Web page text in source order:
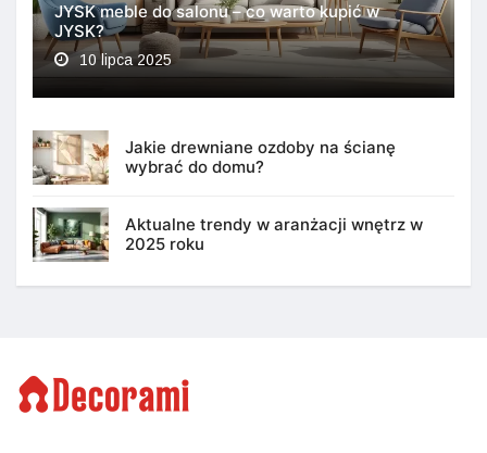
JYSK meble do salonu – co warto kupić w
JYSK?
10 lipca 2025
Jakie drewniane ozdoby na ścianę
wybrać do domu?
Aktualne trendy w aranżacji wnętrz w
2025 roku